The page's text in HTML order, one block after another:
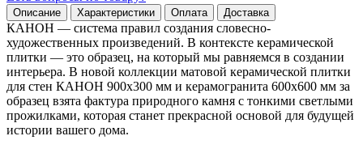
Описание Характеристики Оплата Доставка
КАНОН — система правил создания словесно-
художественных произведений. В контексте керамической
плитки — это образец, на который мы равняемся в создании
интерьера. В новой коллекции матовой керамической плитки
для стен КАНОН 900х300 мм и керамогранита 600х600 мм за
образец взята фактура природного камня с тонкими светлыми
прожилками, которая станет прекрасной основой для будущей
истории вашего дома.